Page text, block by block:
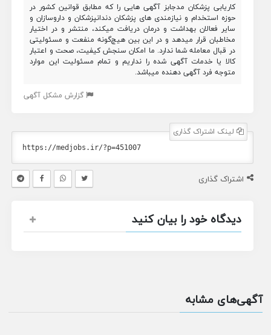
کاریابی پزشکان مدجابز آگهی هایی را که مطابق قوانین کشور در
حوزه استخدام و نیازمندی های پزشکان دندانپزشکان و داروسازان و
سایر فعالان بهداشت و درمان دریافت میکند، منتشر و در اختیار
مخاطبان قرار میدهد و در این بین هیچ‌گونه منفعت و مسئولیتی
در قبال معامله شما ندارد. ما امکان سنجش کیفیت، صحت و اعتبار
کالا یا خدمات آگهی شده را نداریم و تمام مسئولیت این موارد
متوجه فرد آگهی دهنده میباشد.
گزارش مشکل آگهی
لینک اشتراک گذاری
اشتراک گذاری
دیدگاه خود را بیان کنید
آگهی‌های مشابه